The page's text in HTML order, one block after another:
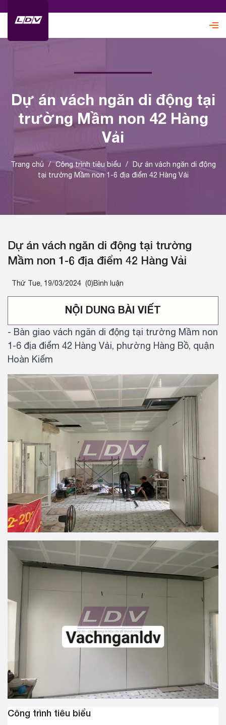
Dự án vách ngăn di động tại
trường Mầm non 42 Hàng
Vải
Trang chủ / Công trình tiêu biểu / Dự án vách ngăn di động
tại trường Mầm non 1-6 địa điểm 42 Hàng Vải
Dự án vách ngăn di động tại trường
Mầm non 1-6 địa điểm 42 Hàng Vải
Thứ Tue, 19/03/2024 (0)Bình luận
NỘI DUNG BÀI VIẾT
- Bàn giao vách ngăn di động tại trường Mầm non
1-6 địa điểm 42 Hàng Vải, phường Hàng Bồ, quận
Hoàn Kiếm
Công trình tiêu biểu